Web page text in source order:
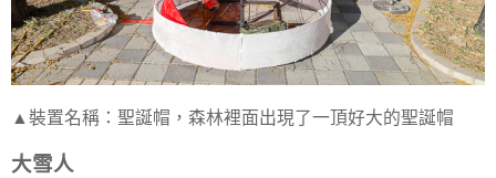
▲裝置名稱：聖誕帽，森林裡面出現了一頂好大的聖誕帽
大雪人